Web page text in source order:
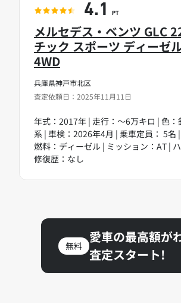
兵庫県神戸市北区
査定依頼日：2025年11月11日
メルセデス・ベンツ GLC
チック スポーツ ディーゼ
4WD
年式：2017年 | 走行：～6万キロ | 色
系 | 車検：2026年4月 | 乗車定員： 5名
燃料：ディーゼル | ミッション：AT |
修復歴：なし
4.1 PT
無料
愛車の最高額が
査定スタート!